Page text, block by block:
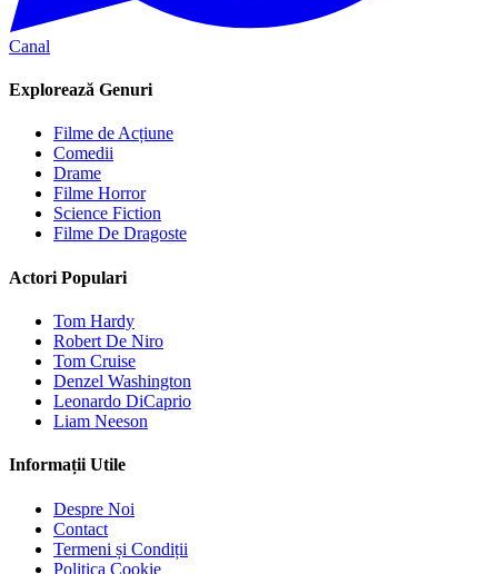
Canal
Explorează Genuri
Filme de Acțiune
Comedii
Drame
Filme Horror
Science Fiction
Filme De Dragoste
Actori Populari
Tom Hardy
Robert De Niro
Tom Cruise
Denzel Washington
Leonardo DiCaprio
Liam Neeson
Informații Utile
Despre Noi
Contact
Termeni și Condiții
Politica Cookie